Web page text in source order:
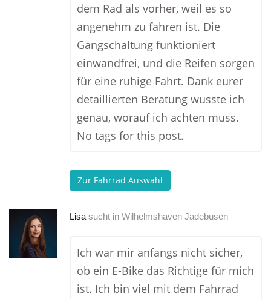
dem Rad als vorher, weil es so
angenehm zu fahren ist. Die
Gangschaltung funktioniert
einwandfrei, und die Reifen sorgen
für eine ruhige Fahrt. Dank eurer
detaillierten Beratung wusste ich
genau, worauf ich achten muss.
No tags for this post.
Zur Fahrrad Auswahl
Lisa sucht in Wilhelmshaven Jadebusen
Ich war mir anfangs nicht sicher,
ob ein E-Bike das Richtige für mich
ist. Ich bin viel mit dem Fahrrad